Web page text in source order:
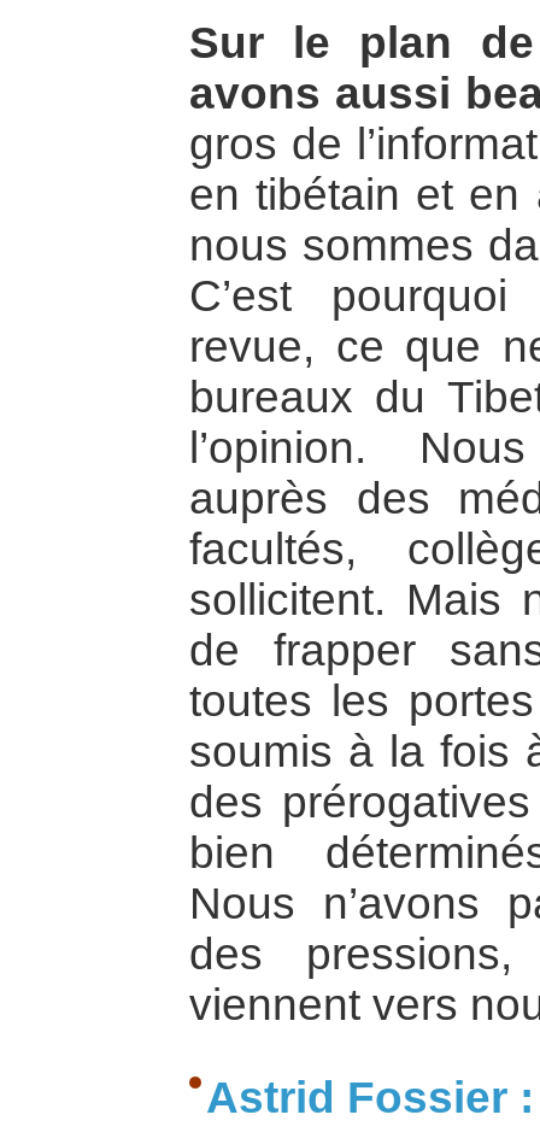
Sur le plan de
avons aussi
gros de
en tibétain et en
nous sommes
C’est
revue, ce que
bureaux du
l’opinion.
auprès des
facultés,
sollicitent. Mais
de frapper
toutes les
soumis à la fois
des
bien
Nous n’avons
des
viennent vers
Astrid Fossier :